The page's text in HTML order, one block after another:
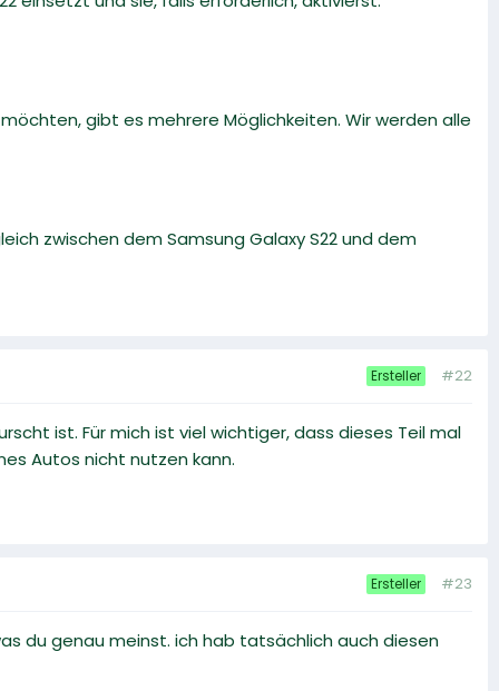
gibt es mehrere Möglichkeiten. Wir werden alle
zwischen dem Samsung Galaxy S22 und dem
Ersteller #22
ist. Für mich ist viel wichtiger, dass dieses Teil mal
Autos nicht nutzen kann.
Ersteller #23
du genau meinst. ich hab tatsächlich auch diesen